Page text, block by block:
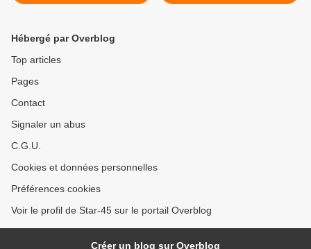
Hébergé par Overblog
Top articles
Pages
Contact
Signaler un abus
C.G.U.
Cookies et données personnelles
Préférences cookies
Voir le profil de Star-45 sur le portail Overblog
Créer un blog sur Overblog